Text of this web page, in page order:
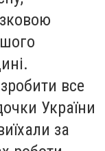
все
України
за